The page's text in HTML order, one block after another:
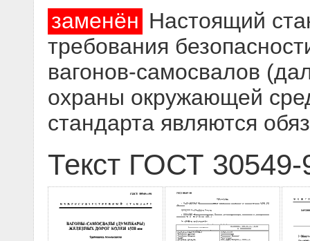
заменён Настоящий
требования
вагонов-самосвалов
охраны окружающей
стандарта являются
Текст ГОСТ 30549-